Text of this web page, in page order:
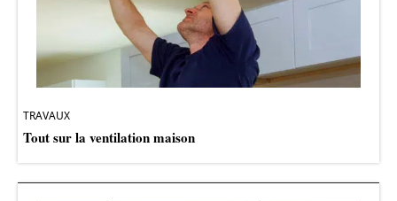
TRAVAUX
Tout sur la ventilation maison